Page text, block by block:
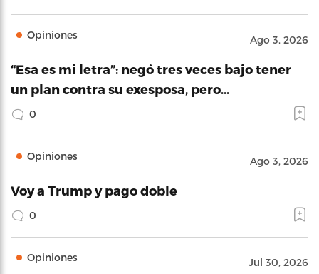
Opiniones Ago 3, 2026
“Esa es mi letra”: negó tres veces bajo tener
un plan contra su exesposa, pero…
0
Opiniones Ago 3, 2026
Voy a Trump y pago doble
0
Opiniones Jul 30, 2026